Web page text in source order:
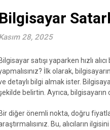
Bilgisayar
28, 2025
Bilgisayar satışı yaparken hızlı
İlk olarak,
detaylı bilgi almak ister.
belirtin. Ayrıca,
Bir diğer önemli nokta, doğru
Bu, alıcıların